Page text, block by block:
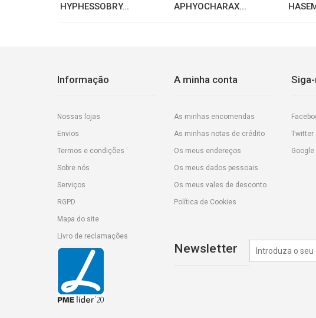
HYPHESSOBRY... APHYOCHARAX...
Informação
Nossas lojas
Envios
Termos e condições
Sobre nós
Serviços
RGPD
Mapa do site
Livro de reclamações
A minha conta
As minhas encomendas
As minhas notas de crédito
Os meus endereços
Os meus dados pessoais
Os meus vales de desconto
Política de Cookies
Twitter
Newsletter